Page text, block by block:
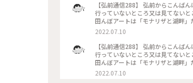
【弘前通信288】 弘前からこんば
行っていないところ又は見てない
田んぼアートは「モナリザと湖畔
はいえ、見事に絵画🖼が出来上がっていました✨ #アート
アート #モナリザ #湖畔
2022.07.10
【弘前通信288】 弘前からこんば
行っていないところ又は見てない
田んぼアートは「モナリザと湖畔
はいえ、見事に絵画🖼が出来上がっていました✨ #アート
アート #モナリザ #湖畔
2022.07.10